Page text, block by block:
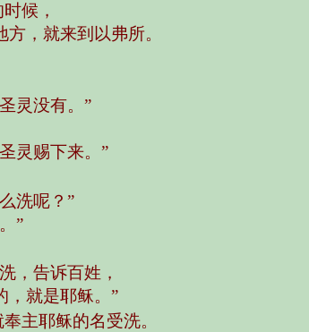
候，
，就来到以弗所。
灵没有。”
灵赐下来。”
洗呢？”
”
，告诉百姓，
，就是耶稣。”
主耶稣的名受洗。